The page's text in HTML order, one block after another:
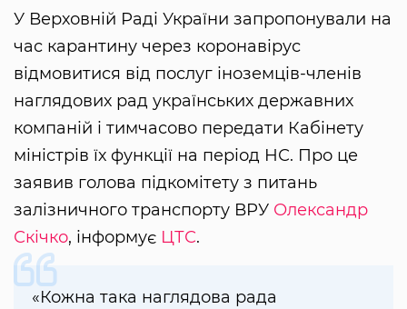
У Верховній Раді України запропонували на
час карантину через коронавірус
відмовитися від послуг іноземців-членів
наглядових рад українських державних
компаній і тимчасово передати Кабінету
міністрів їх функції на період НС. Про це
заявив голова підкомітету з питань
залізничного транспорту ВРУ Олександр
Скічко, інформує ЦТС.
«Кожна така наглядова рада